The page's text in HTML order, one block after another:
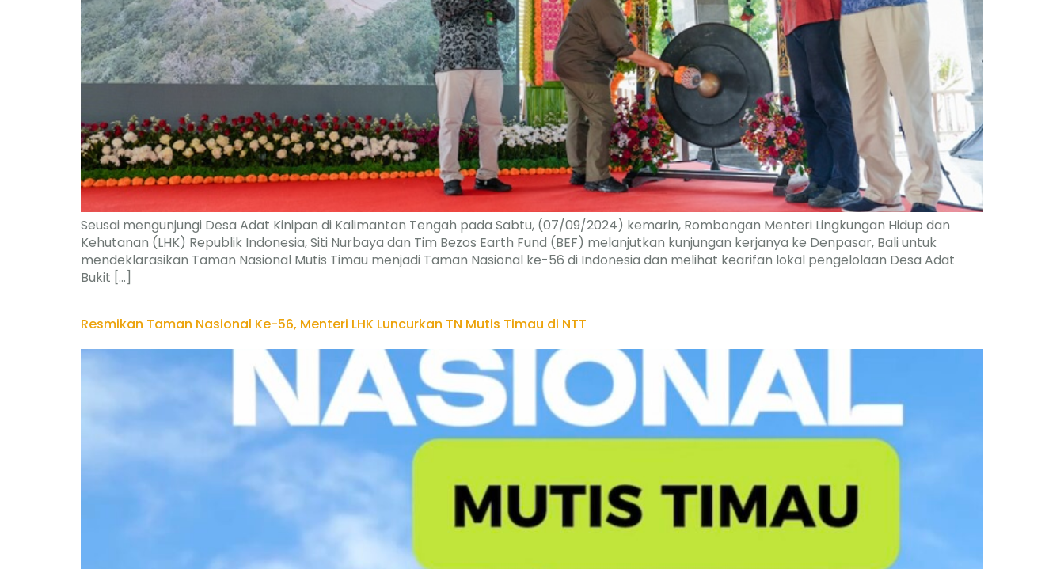
Seusai mengunjungi Desa Adat Kinipan di Kalimantan Tengah pada Sabtu, (07/09/2024) kemarin, Rombongan Menteri Lingkungan Hidup dan
Kehutanan (LHK) Republik Indonesia, Siti Nurbaya dan Tim Bezos Earth Fund (BEF) melanjutkan kunjungan kerjanya ke Denpasar, Bali untuk
mendeklarasikan Taman Nasional Mutis Timau menjadi Taman Nasional ke-56 di Indonesia dan melihat kearifan lokal pengelolaan Desa Adat
Bukit […]
Resmikan Taman Nasional Ke-56, Menteri LHK Luncurkan TN Mutis Timau di NTT